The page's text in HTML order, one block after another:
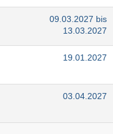
09.03.2027 bis
13.03.2027
19.01.2027
03.04.2027